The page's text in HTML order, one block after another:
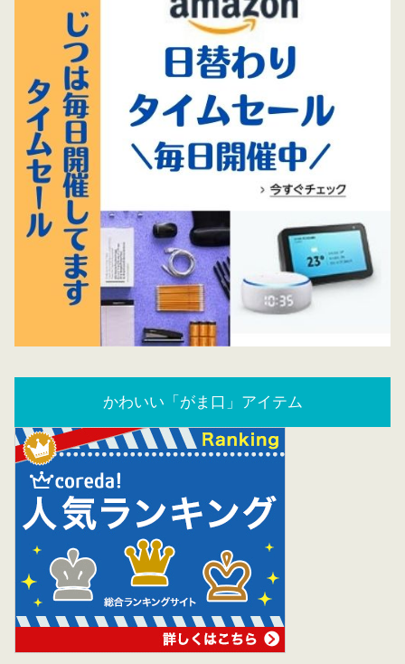
かわいい「がま口」アイテム